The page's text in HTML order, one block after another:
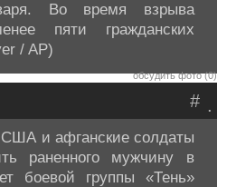
Во время взрыва
пяти гражданских
/ AP)
обсудить фото (0)
.
#
и афганские солдаты
раненного мужчину в
боевой группы «Тень»